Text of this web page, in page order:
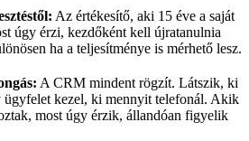
Az értékesítő, aki 15 éve a saját
úgy érzi, kezdőként kell újratanulnia
ha a teljesítménye is mérhető lesz.
A CRM mindent rögzít. Látszik, ki
kezel, ki mennyit telefonál. Akik
most úgy érzik, állandóan figyelik